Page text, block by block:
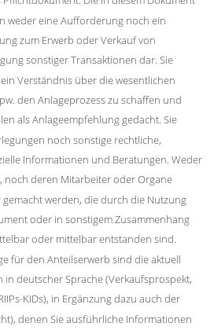
weder eine Aufforderung noch ein
zum Erwerb oder Verkauf von
sonstiger Transaktionen dar. Sie
Verständnis über die wesentlichen
den Anlageprozess zu schaffen und
als Anlageempfehlung gedacht. Sie
noch sonstige rechtliche,
Informationen und Beratungen. Weder
noch deren Mitarbeiter oder Organe
werden, die durch die Nutzung
oder in sonstigem Zusammenhang
oder mittelbar entstanden sind.
für den Anteilserwerb sind die aktuell
deutscher Sprache (Verkaufsprospekt,
KIDs), in Ergänzung dazu auch der
denen Sie ausführliche Informationen